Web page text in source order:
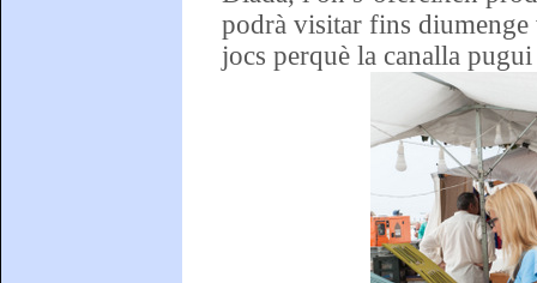
podrà visitar fins
jocs perquè la canalla